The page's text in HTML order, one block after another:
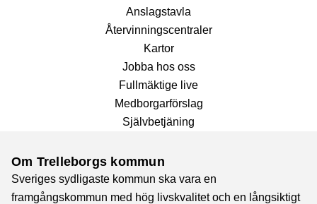
Anslags­tavla
Återvinnings­centraler
Kartor
Jobba hos oss
Fullmäktige live
Medborgarförslag
Självbetjäning
Om Trelleborgs kommun
Sveriges sydligaste kommun ska vara en
framgångskommun med hög livskvalitet och en långsiktigt